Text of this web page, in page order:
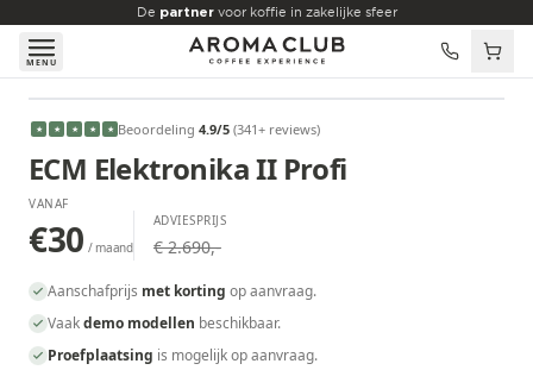
Skip to main content
De partnervoor koffie in zakelijke sfeer
MENU
VANAF
€30
★ ★ ★ ★ ★ Beoordeling 4.9/5 (341+ reviews)
ECM Elektronika II Profi
VANAF
€30 / maand
ADVIESPRIJS
€ 2.690,-
Aanschafprijs met korting op aanvraag.
Vaakdemo modellen beschikbaar.
Proefplaatsing is mogelijk op aanvraag.